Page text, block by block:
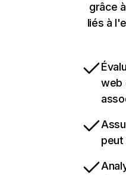
grâce
liés à
web
peut